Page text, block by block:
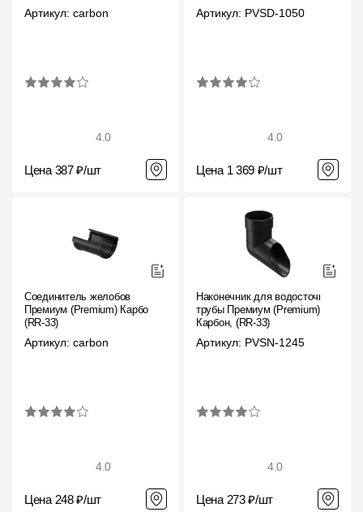
Артикул: carbon
4.0
Цена 387 ₽/шт
Артикул: PVSD-1050
4.0
Цена 1 369 ₽/шт
Соединитель желобов
Премиум (Premium) Карбон,
(RR-33)
Артикул: carbon
4.0
Цена 248 ₽/шт
Наконечник для водосточной
трубы Премиум (Premium)
Карбон, (RR-33)
Артикул: PVSN-1245
4.0
Цена 273 ₽/шт